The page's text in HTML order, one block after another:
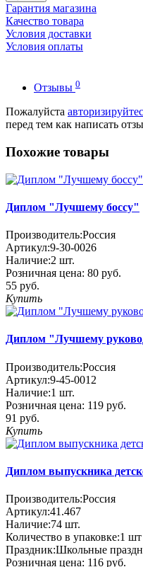
Гарантия магазина
Качество товара
Условия доставки
Условия оплаты
Отзывы 0
Пожалуйста
перед тем как написать
Похожие товары
Диплом "Лучшему боссу"
Производитель:Россия
Артикул:9-30-0026
Наличие:2 шт.
Розничная цена: 80 руб.
55 руб.
Купить
Диплом "Лучшему
Производитель:Россия
Артикул:9-45-0012
Наличие:1 шт.
Розничная цена: 119 руб.
91 руб.
Купить
Диплом выпускника
Производитель:Россия
Артикул:41.467
Наличие:74 шт.
Количество в упаковке:1 шт
Праздник:Школьные
Розничная цена: 116 руб.